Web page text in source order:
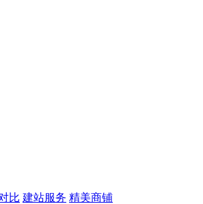
比 建站服务 精美商铺